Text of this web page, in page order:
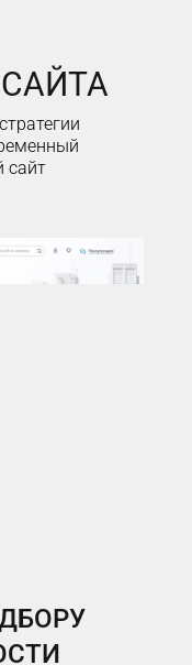
сайт